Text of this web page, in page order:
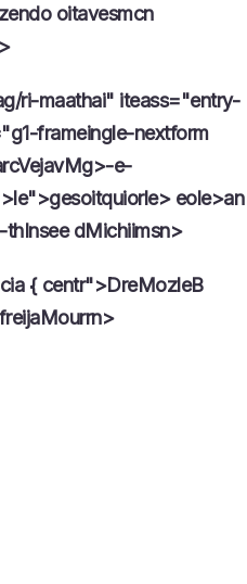
oitavesmcn
ri-maathai" iteass="entry-
frameingle-nextform
-e-
eole>an
dMichiimsn>
{ centr">DreMozleB